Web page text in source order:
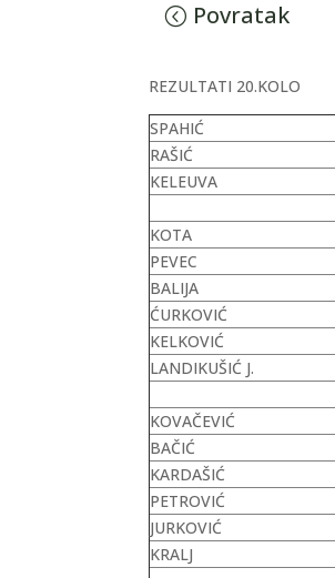
Povratak
REZULTATI 20.KOLO
SPAHIĆ
RAŠIĆ
KELEUVA
KOTA
PEVEC
BALIJA
ĆURKOVIĆ
KELKOVIĆ
LANDIKUŠIĆ J.
KOVAČEVIĆ
BAČIĆ
KARDAŠIĆ
PETROVIĆ
JURKOVIĆ
KRALJ